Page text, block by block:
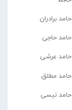
حامد برادران
حامد حاجی
حامد عرشی
حامد مطلق
حامد نیسی